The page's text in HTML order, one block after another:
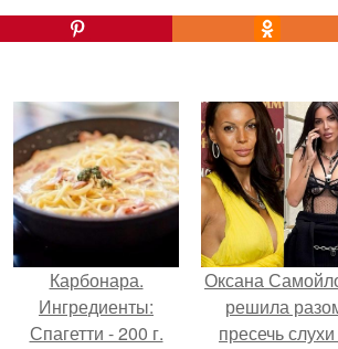
Карбонара.
Ингредиенты:
Спагетти - 200 г.
Оксана
решила
пресечь